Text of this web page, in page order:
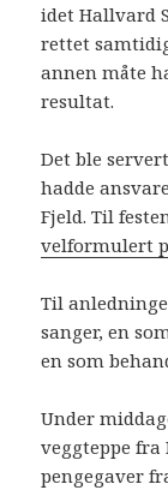
idet Hallvard
rettet
annen måte
resultat.
Det ble
hadde
Fjeld. Til
velformulert
Til
sanger, en
en som
Under
veggteppe fra
pengegaver